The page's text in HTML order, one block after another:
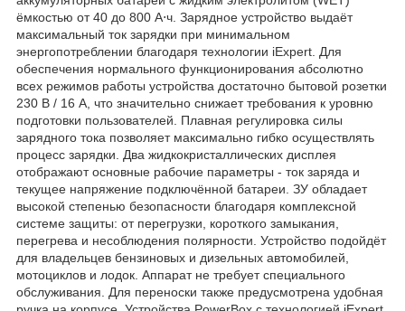
ёмкостью от 40 до 800 А⋅ч. Зарядное устройство выдаёт
максимальный ток зарядки при минимальном
энергопотреблении благодаря технологии iExpert. Для
обеспечения нормального функционирования абсолютно
всех режимов работы устройства достаточно бытовой розетки
230 В / 16 А, что значительно снижает требования к уровню
подготовки пользователей. Плавная регулировка силы
зарядного тока позволяет максимально гибко осуществлять
процесс зарядки. Два жидкокристаллических дисплея
отображают основные рабочие параметры - ток заряда и
текущее напряжение подключённой батареи. ЗУ обладает
высокой степенью безопасности благодаря комплексной
системе защиты: от перегрузки, короткого замыкания,
перегрева и несоблюдения полярности. Устройство подойдёт
для владельцев бензиновых и дизельных автомобилей,
мотоциклов и лодок. Аппарат не требует специального
обслуживания. Для переноски также предусмотрена удобная